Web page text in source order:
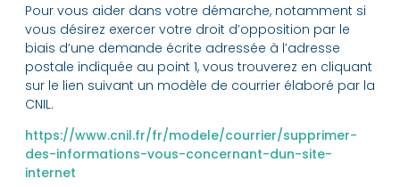
Pour vous aider dans votre démarche, notamment si
vous désirez exercer votre droit d’opposition par le
biais d’une demande écrite adressée à l’adresse
postale indiquée au point 1, vous trouverez en cliquant
sur le lien suivant un modèle de courrier élaboré par la
CNIL.
https://www.cnil.fr/fr/modele/courrier/supprimer-
des-informations-vous-concernant-dun-site-
internet